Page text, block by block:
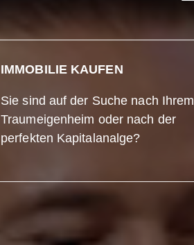
IMMOBILIE KAUFEN
Sie sind auf der Suche nach Ihrem
Traumeigenheim oder nach der
perfekten Kapitalanalge?